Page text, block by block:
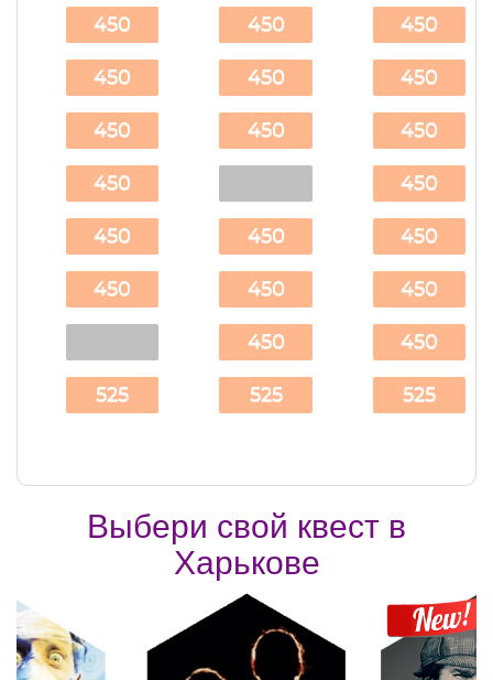
450
450
450
450
450
450
525
450
450
450
450
450
450
525
450
450
450
450
450
450
450
525
Выбери свой квест в
Харькове